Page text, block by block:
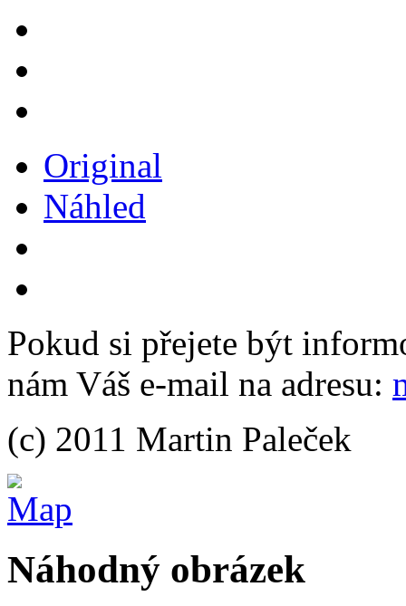
Original
Náhled
Pokud si přejete být
nám Váš e-mail na adresu:
(c) 2011 Martin Paleček
Náhodný obrázek